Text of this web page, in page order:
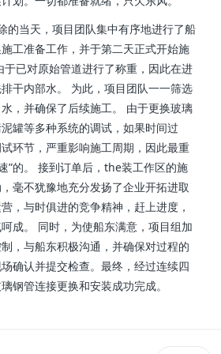
的当天，项目团队集中有序地进行了船
工准备工作，并于第二天正式开始施
已对原始管道进行了称重，因此在进
干内部水。 为此，项目团队一一筛选
，并确保了后续施工。 由于更换玻璃
罐等多种系统的调试，如果时间过
环节，严重影响施工周期，因此最重
”的。 接到订单后，the装工作区的施
毫不犹豫地充分发扬了企业开拓进取
，与时俱进的竞争精神，赶上进度，
成。 同时，为使船东满意，项目组加
，与船东积极沟通，并确保对过程的
确认并提交检查。最终，经过连续四
钢管连接更换和安装成功完成。